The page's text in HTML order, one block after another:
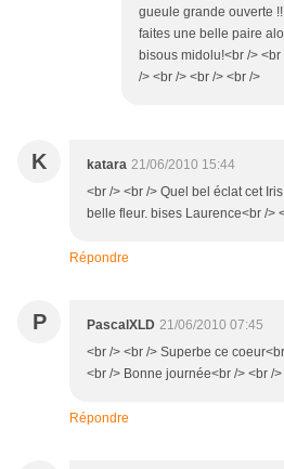
gueule grande ouverte
faites une belle paire
bisous midolu!<br />
/> <br /> <br /> <br />
K katara 21/06/2010 15:44
<br /> <br /> Quel bel éclat cet
belle fleur. bises Laurence<br />
Répondre
P PascalXLD 21/06/2010 07:45
<br /> <br /> Superbe ce
<br /> Bonne journée<br /> <br /
Répondre